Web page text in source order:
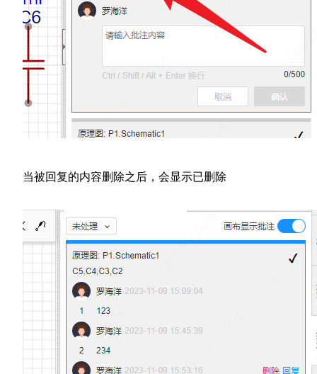
当被回复的内容删除之后，会显示已删除